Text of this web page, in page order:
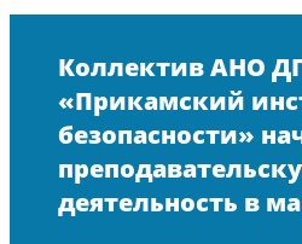
Коллектив АНО
«Прикамский
безопасности»
деятельность в